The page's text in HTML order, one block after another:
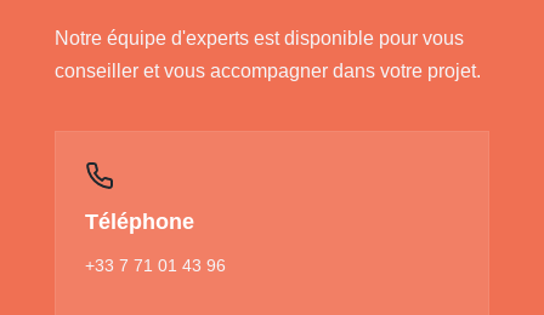
Notre équipe d'experts est disponible pour vous
conseiller et vous accompagner dans votre projet.
Téléphone
+33 7 71 01 43 96